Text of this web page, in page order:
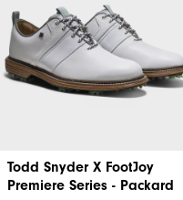
Todd Snyder X FootJoy
Premiere Series - Packard